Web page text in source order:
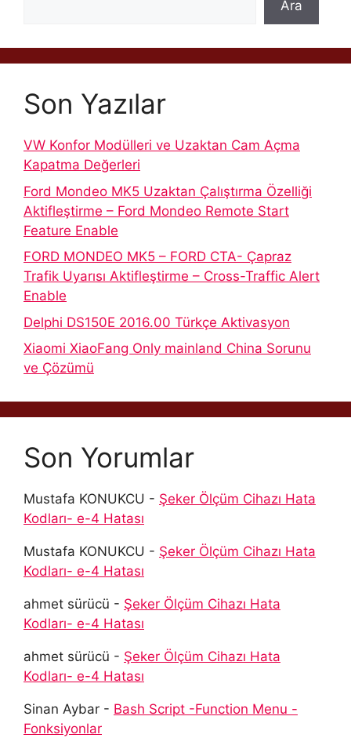
Ara
Son Yazılar
VW Konfor Modülleri ve Uzaktan Cam Açma
Kapatma Değerleri
Ford Mondeo MK5 Uzaktan Çalıştırma Özelliği
Aktifleştirme – Ford Mondeo Remote Start
Feature Enable
FORD MONDEO MK5 – FORD CTA- Çapraz
Trafik Uyarısı Aktifleştirme – Cross-Traffic Alert
Enable
Delphi DS150E 2016.00 Türkçe Aktivasyon
Xiaomi XiaoFang Only mainland China Sorunu
ve Çözümü
Son Yorumlar
Mustafa KONUKCU - Şeker Ölçüm Cihazı Hata
Kodları- e-4 Hatası
Mustafa KONUKCU - Şeker Ölçüm Cihazı Hata
Kodları- e-4 Hatası
ahmet sürücü - Şeker Ölçüm Cihazı Hata
Kodları- e-4 Hatası
ahmet sürücü - Şeker Ölçüm Cihazı Hata
Kodları- e-4 Hatası
Sinan Aybar - Bash Script -Function Menu -
Fonksiyonlar